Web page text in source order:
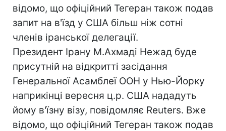
відомо, що офіційний Тегеран також подав
запит на в'їзд у США більш ніж сотні
членів іранської делегації.
Президент Ірану М.Ахмаді Нежад буде
присутній на відкритті засідання
Генеральної Асамблеї ООН у Нью-Йорку
наприкінці вересня ц.р. США нададуть
йому в'їзну візу, повідомляє Reuters. Вже
відомо, що офіційний Тегеран також подав